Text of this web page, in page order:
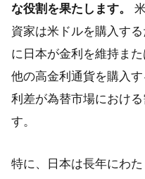
な役割を果たします。
資家は米ドルを購入す
に日本が金利を維持ま
他の高金利通貨を購入
利差が為替市場におけ
す。
特に、日本は長年にわ